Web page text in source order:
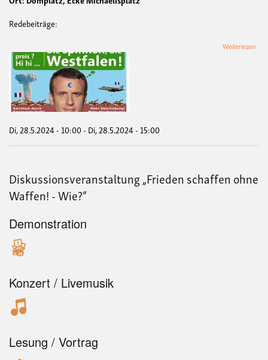
Redebeiträge:
Weiterlesen
Di, 28.5.2024 - 10:00- Di, 28.5.2024 - 15:00
Diskussionsveranstaltung „Frieden schaffen ohne
Waffen! - Wie?“
Demonstration
Konzert / Livemusik
Lesung / Vortrag